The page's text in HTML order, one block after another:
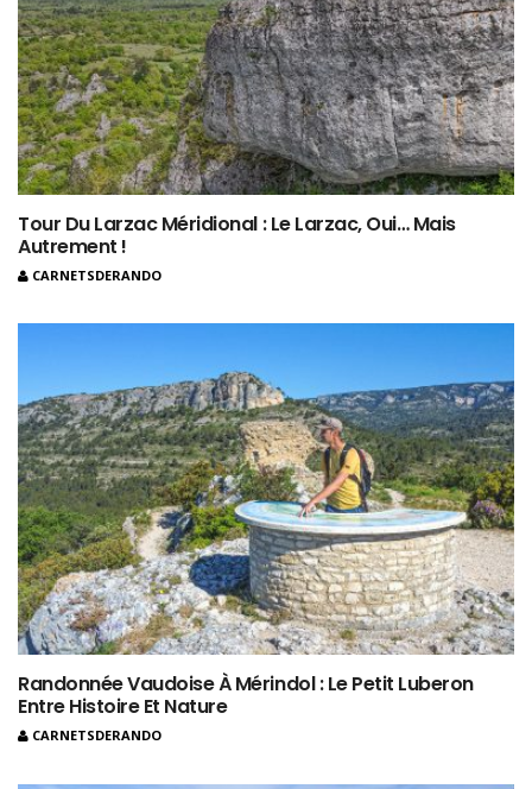
Tour Du Larzac Méridional : Le Larzac, Oui… Mais
Autrement !
CARNETSDERANDO
Randonnée Vaudoise À Mérindol : Le Petit Luberon
Entre Histoire Et Nature
CARNETSDERANDO